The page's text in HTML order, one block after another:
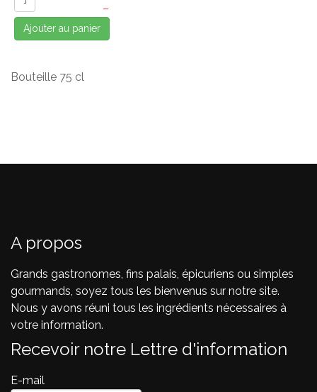
–
Ajouter au panier
Bouteille 75 cl
A propos
Grands gastronomes, fins palais, épicuriens ou simples
gourmands, soyez tous les bienvenus sur notre site.
Nous y avons réuni tous les ingrédients nécessaires à
votre information.
Recevoir notre Lettre d'information
E-mail